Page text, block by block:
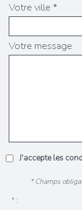
Votre ville *
Votre message
J'accepte les
* Champs
* :